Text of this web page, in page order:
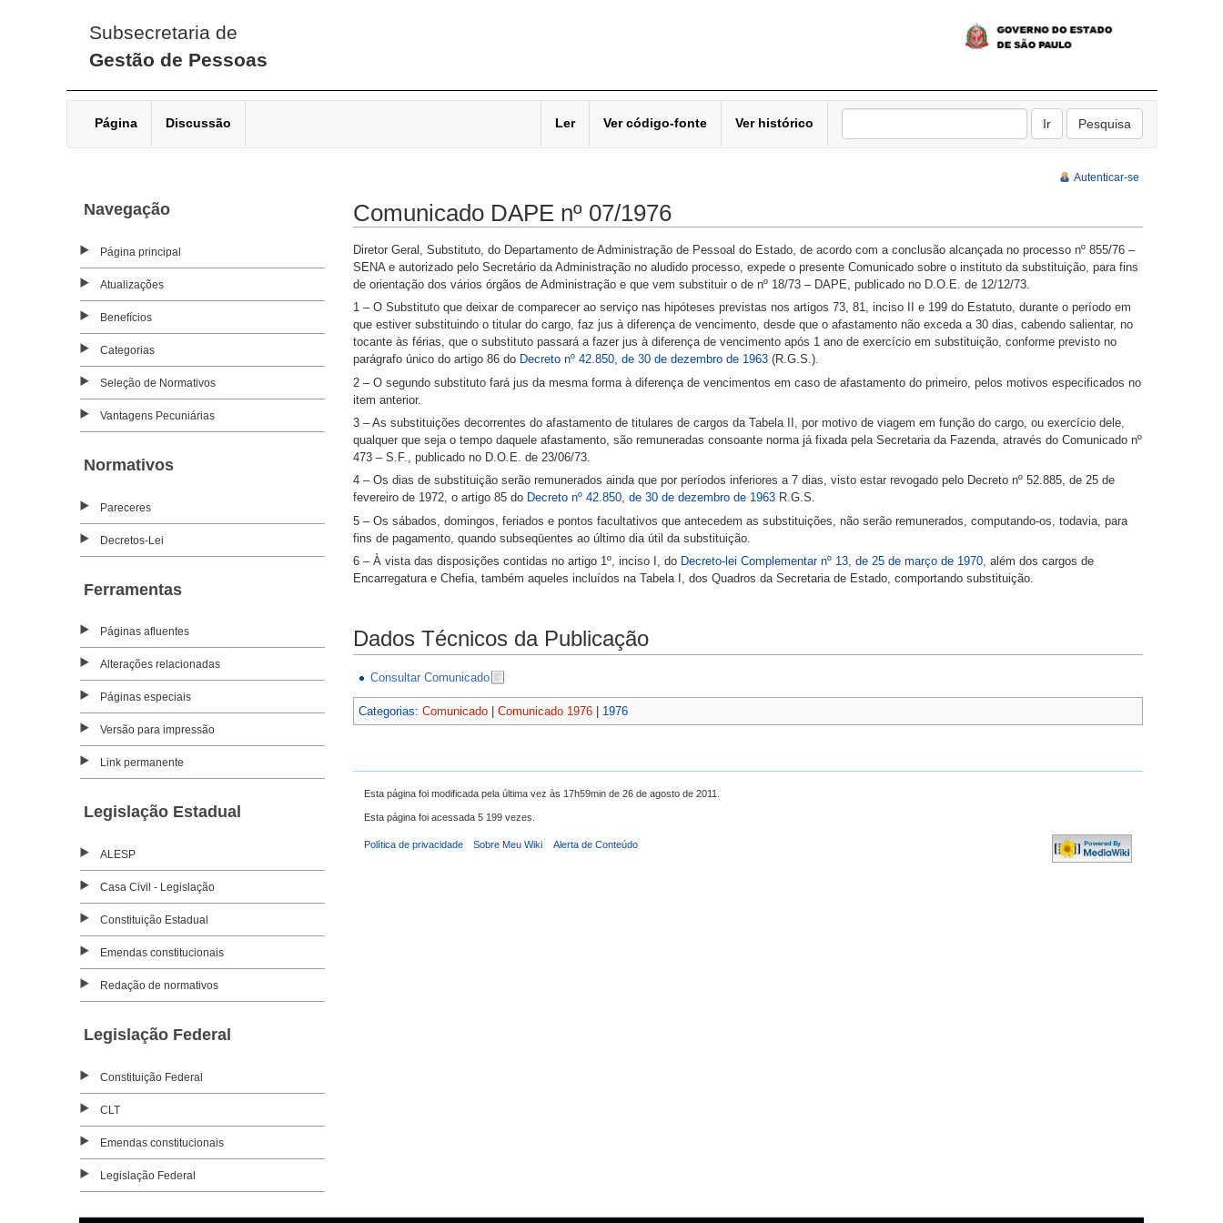
Subsecretaria de
Gestão de Pessoas
Página Discussão Ler Ver código-fonte Ver histórico
Autenticar-se
Navegação
Página principal
Atualizações
Benefícios
Categorias
Seleção de Normativos
Vantagens Pecuniárias
Normativos
Pareceres
Decretos-Lei
Ferramentas
Páginas afluentes
Alterações relacionadas
Páginas especiais
Versão para impressão
Link permanente
Legislação Estadual
ALESP
Casa Civil - Legislação
Constituição Estadual
Emendas constitucionais
Redação de normativos
Legislação Federal
Constituição Federal
CLT
Emendas constitucionais
Legislação Federal
Comunicado DAPE nº 07/1976
Diretor Geral, Substituto, do Departamento de Administração de Pessoal do Estado, de acordo com a conclusão alcançada no processo nº 855/76 –
SENA e autorizado pelo Secretário da Administração no aludido processo, expede o presente Comunicado sobre o instituto da substituição, para fins
de orientação dos vários órgãos de Administração e que vem substituir o de nº 18/73 – DAPE, publicado no D.O.E. de 12/12/73.
1 – O Substituto que deixar de comparecer ao serviço nas hipóteses previstas nos artigos 73, 81, inciso II e 199 do Estatuto, durante o período em
que estiver substituindo o titular do cargo, faz jus à diferença de vencimento, desde que o afastamento não exceda a 30 dias, cabendo salientar, no
tocante às férias, que o substituto passará a fazer jus à diferença de vencimento após 1 ano de exercício em substituição, conforme previsto no
parágrafo único do artigo 86 do Decreto nº 42.850, de 30 de dezembro de 1963 (R.G.S.).
2 – O segundo substituto fará jus da mesma forma à diferença de vencimentos em caso de afastamento do primeiro, pelos motivos especificados no
item anterior.
3 – As substituições decorrentes do afastamento de titulares de cargos da Tabela II, por motivo de viagem em função do cargo, ou exercício dele,
qualquer que seja o tempo daquele afastamento, são remuneradas consoante norma já fixada pela Secretaria da Fazenda, através do Comunicado nº
473 – S.F., publicado no D.O.E. de 23/06/73.
4 – Os dias de substituição serão remunerados ainda que por períodos inferiores a 7 dias, visto estar revogado pelo Decreto nº 52.885, de 25 de
fevereiro de 1972, o artigo 85 do Decreto nº 42.850, de 30 de dezembro de 1963 R.G.S.
5 – Os sábados, domingos, feriados e pontos facultativos que antecedem as substituições, não serão remunerados, computando-os, todavia, para
fins de pagamento, quando subseqüentes ao último dia útil da substituição.
6 – À vista das disposições contidas no artigo 1º, inciso I, do Decreto-lei Complementar nº 13, de 25 de março de 1970, além dos cargos de
Encarregatura e Chefia, também aqueles incluídos na Tabela I, dos Quadros da Secretaria de Estado, comportando substituição.
Dados Técnicos da Publicação
Consultar Comunicado
Categorias:Comunicado |Comunicado 1976 1976
Esta página foi modificada pela última vez às 17h59min de 26 de agosto de 2011.
Esta página foi acessada 5 199 vezes.
Política de privacidade Sobre Meu Wiki Alerta de Conteúdo